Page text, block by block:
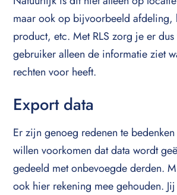
maar ook op bijvoorbeeld afdeling,
product, etc. Met RLS zorg je er
gebruiker alleen de informatie ziet
rechten voor heeft.
Export data
Er zijn genoeg redenen te
willen voorkomen dat data wordt
gedeeld met onbevoegde derden.
ook hier rekening mee gehouden.